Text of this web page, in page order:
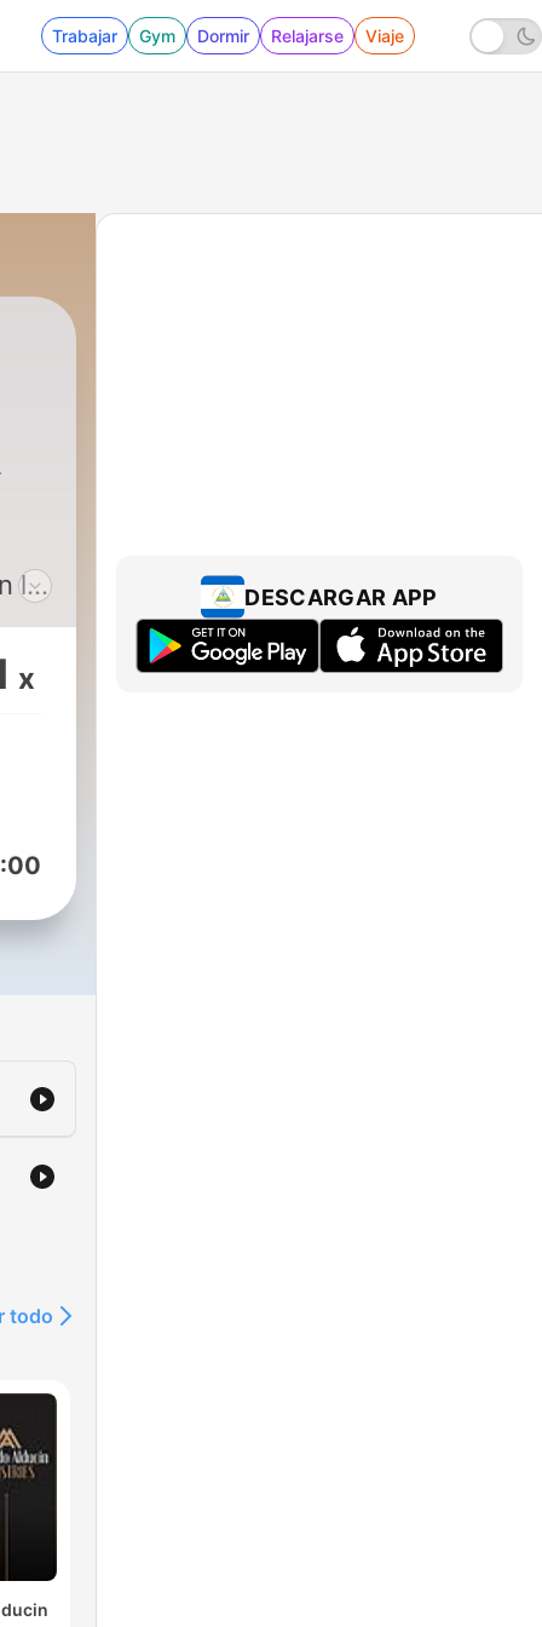
Trabajar Gym Dormir Relajarse Viaje
la
x
todo
DESCARGAR APP